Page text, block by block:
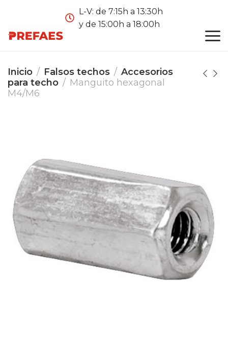
L-V: de 7:15h a 13:30h
y de 15:00h a 18:00h
Inicio Falsos techos
Accesorios
para techo
Manguito hexagonal
M4/M6